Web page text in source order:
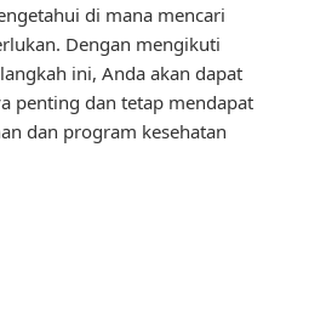
di mana mencari
Dengan mengikuti
ini, Anda akan dapat
penting dan tetap mendapat
dan program kesehatan